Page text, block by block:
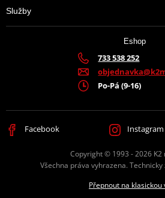
Služby
Eshop
733 538 252
Po-Pá (9-16)
Facebook Instagram
Copyright © 1993 - 2026 K2
Všechna práva vyhrazena. Technicky
Přepnout na klasickou